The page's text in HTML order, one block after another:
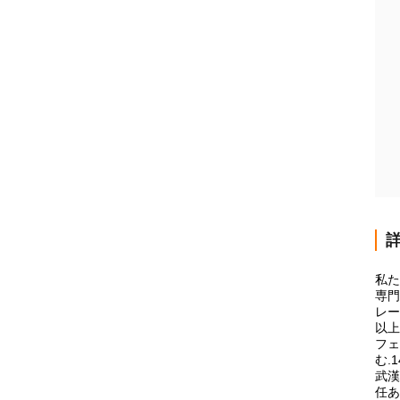
私
専
レ
以
フ
む
武
任